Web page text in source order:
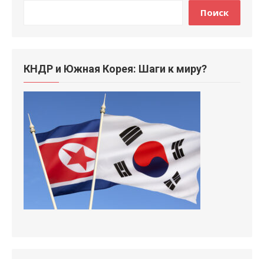
Поиск
КНДР и Южная Корея: Шаги к миру?